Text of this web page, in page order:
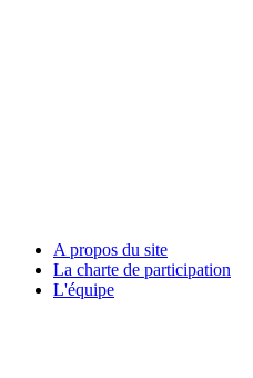
A propos du site
La charte de participation
L'équipe